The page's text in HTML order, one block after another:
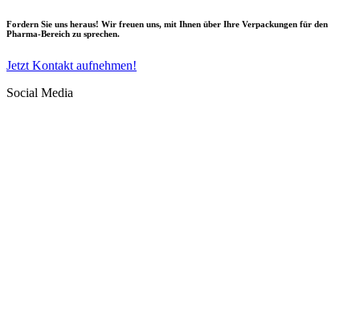
Fordern Sie uns heraus! Wir freuen uns, mit Ihnen über Ihre Verpackungen für den
Pharma-Bereich zu sprechen.
Jetzt Kontakt aufnehmen!
Social Media